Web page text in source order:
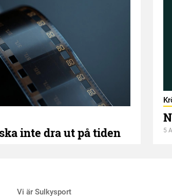
inte dra ut på tiden 5
Vi är Sulkysport